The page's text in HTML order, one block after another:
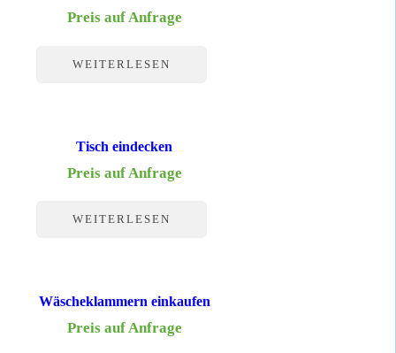
Preis auf Anfrage
WEITERLESEN
Tisch eindecken
Preis auf Anfrage
WEITERLESEN
Wäscheklammern einkaufen
Preis auf Anfrage